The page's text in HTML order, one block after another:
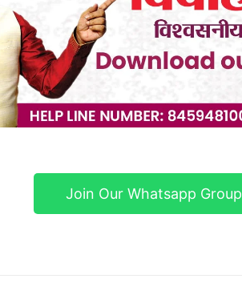
Join Our Whatsapp Group